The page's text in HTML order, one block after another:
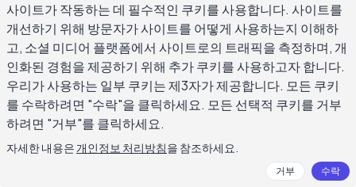
니다. 제목줄, 구조, 톤, 그리고 수신자가 기본 세부 사
항에 대해 스레드를 파고들게 하는 정확한 실수에 대
한 실용적인 조언이 포함됩니다.
전문적인 회의 확인 이메일에 무엇을 포
함해야 하나요?
사이트가 작동하는 데 필수적인 쿠키를 사용합니다. 사이트를
개선하기 위해 방문자가 사이트를 어떻게 사용하는지 이해하
고, 소셜 미디어 플랫폼에서 사이트로의 트래픽을 측정하며, 개
인화된 경험을 제공하기 위해 추가 쿠키를 사용하고자 합니다.
우리가 사용하는 일부 쿠키는 제3자가 제공합니다. 모든 쿠키
를 수락하려면 "수락"을 클릭하세요. 모든 선택적 쿠키를 거부
하려면 "거부"를 클릭하세요.
자세한 내용은 개인정보 처리방침을 참조하세요.
거부 수락